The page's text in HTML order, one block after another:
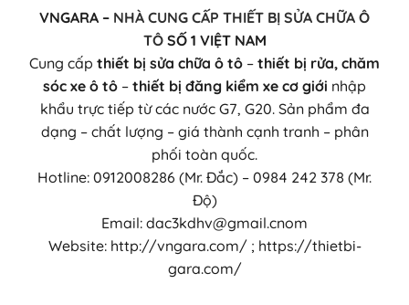
VNGARA – NHÀ CUNG CẤP THIẾT BỊ SỬA CHỮA Ô
TÔSỐ 1 VIỆT NAM
Cung cấp thiết bị sửa chữa ô tô – thiết bị rửa, chăm
sóc xe ô tô – thiết bị đăng kiểm xe cơ giới nhập
khẩu trực tiếp từ các nước G7, G20. Sản phẩm đa
dạng – chất lượng – giá thành cạnh tranh – phân
phối toàn quốc.
Hotline: 0912008286 (Mr. Đắc) – 0984 242 378 (Mr.
Độ)
Email: dac3kdhv@gmail.cnom
Website: http://vngara.com/ ; https://thietbi-
gara.com/